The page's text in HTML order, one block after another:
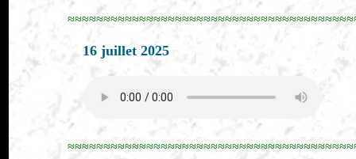
16 juillet 2025